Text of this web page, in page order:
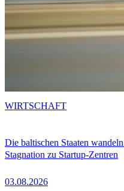
Die baltischen Staaten
Stagnation zu Startup-Zentren
03.08.2026
WIRTSCHAFT